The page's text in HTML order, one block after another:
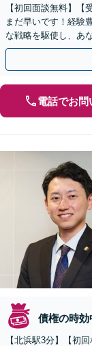
【初回面談無料】【
まだ早いです！経験
な戦略を駆使し、あ
屋橋駅徒歩5分】
電話でお問
債権の時効
【北浜駅3分】【初